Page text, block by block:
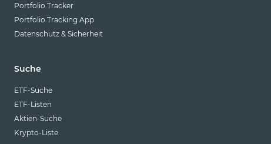
Portfolio Tracker
Portfolio Tracking App
Datenschutz & Sicherheit
Suche
ETF-Suche
ETF-Listen
Aktien-Suche
Krypto-Liste